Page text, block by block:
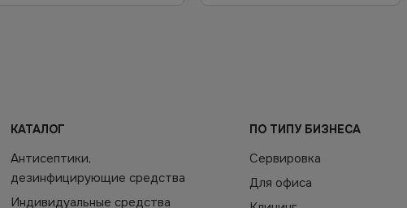
КАТАЛОГ
Антисептики,
дезинфицирующие средства
Индивидуальные средства
ПО ТИПУ БИЗНЕСА
Сервировка
Для офиса